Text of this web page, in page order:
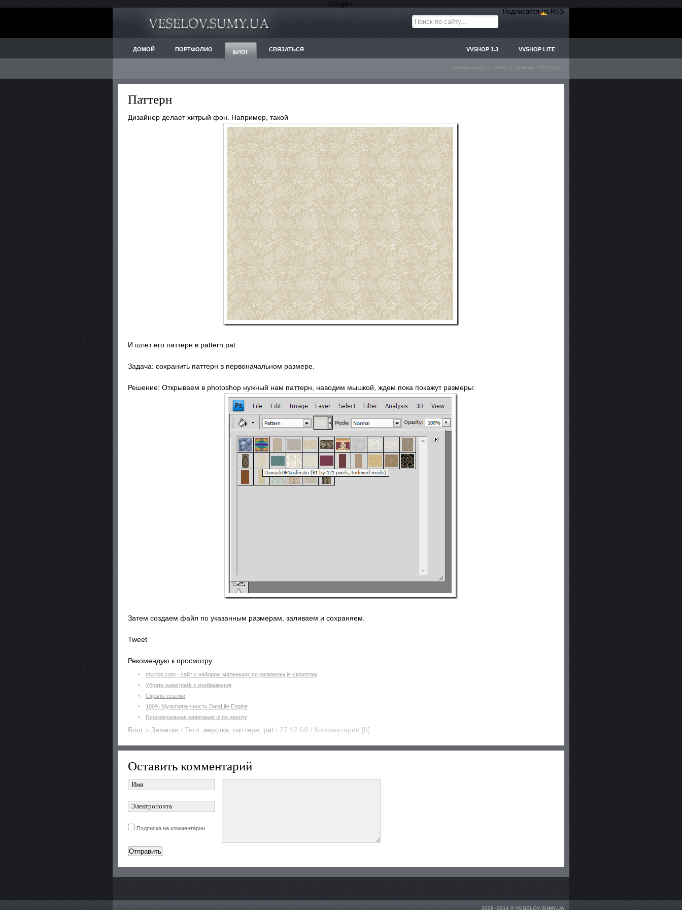
Google+
Подписатся на RSS
ДОМОЙ ПОРТФОЛИО БЛОГ СВЯЗАТЬСЯ VVSHOP 1.3 VVSHOP LITE
veselov.sumy.ua » Блог » Заметки » Паттерн
Паттерн
Дизайнер делает хитрый фон. Например, такой
И шлет его паттерн в pattern.pat.
Задача: сохранить паттерн в первоначальном размере.
Решение: Открываем в photoshop нужный нам паттерн, наводим мышкой, ждем пока покажут размеры:
Затем создаем файл по указанным размерам, заливаем и сохраняем.
Tweet
Рекомендую к просмотру:
microjs.com - сайт с набором маленьких по размерам js-скриптам
Убрать watermark с изображения
Скрыть ссылки
100% Мультиязычность DataLife Engine
Горизонтальная навигация ul по центру
Блог » Заметки / Теги: верстка паттерн pat / 27.12.09 / Комментарии [0]
Оставить комментарий
Подписка на комментарии
2008–2014 © VESELOV.SUMY.UA